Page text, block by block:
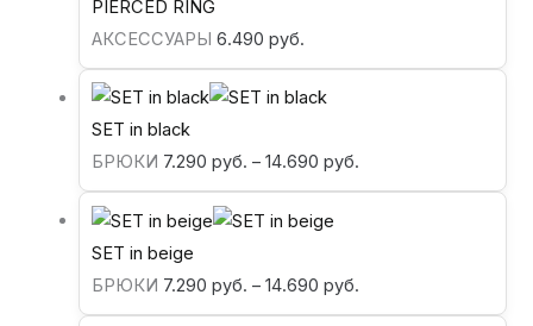
PIERCED RING
АКСЕССУАРЫ6.490руб.
SET in black
БРЮКИ 7.290руб. –14.690руб.
SET in beige
БРЮКИ 7.290руб. –14.690руб.